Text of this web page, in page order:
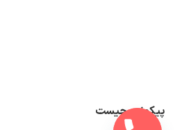
پیکونت چیست